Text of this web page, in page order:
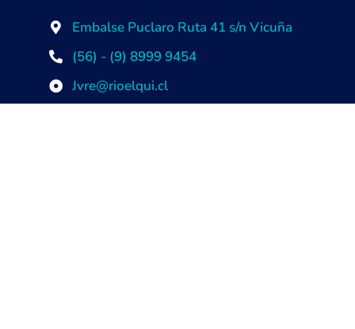
Embalse Puclaro Ruta 41 s/n Vicuña
(56) - (9) 8999 9454
Jvre@rioelqui.cl